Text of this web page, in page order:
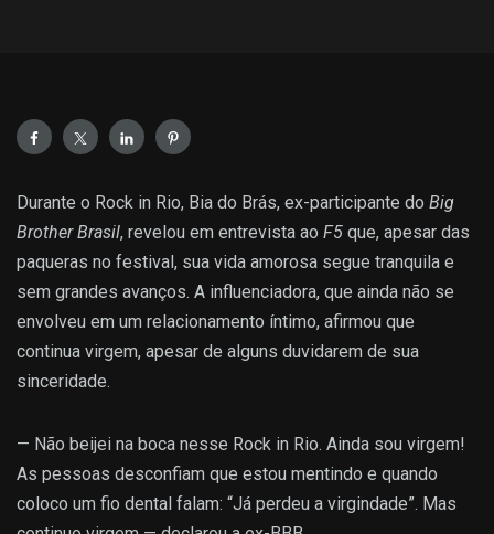
Durante o Rock in Rio, Bia do Brás, ex-participante do Big
Brother Brasil, revelou em entrevista ao F5 que, apesar das
paqueras no festival, sua vida amorosa segue tranquila e
sem grandes avanços. A influenciadora, que ainda não se
envolveu em um relacionamento íntimo, afirmou que
continua virgem, apesar de alguns duvidarem de sua
sinceridade.
— Não beijei na boca nesse Rock in Rio. Ainda sou virgem!
As pessoas desconfiam que estou mentindo e quando
coloco um fio dental falam: “Já perdeu a virgindade”. Mas